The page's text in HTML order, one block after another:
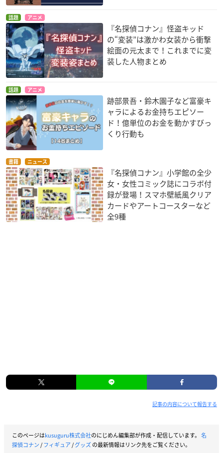
話題 アニメ
『名探偵コナン』怪盗キッド
の“変装”は激かわ女装から衝撃
絵面の元太まで！これまでに変
装した人物まとめ
話題 アニメ
跡部景吾・鈴木園子など富豪キ
ャラによるお金持ちエピソー
ド！億単位のお金を動かすびっ
くり行動も
書籍 ニュース
『名探偵コナン』小学館の全少
女・女性コミック誌にコラボ付
録が登場！スマホ壁紙風クリア
カードやアートコースターなど
全9種
記事の内容について報告する
このページはkusuguru株式会社のにじめん編集部が作成・配信しています。 名
探偵コナン/フィギュア/グッズの最新情報はリンク先をご覧ください。